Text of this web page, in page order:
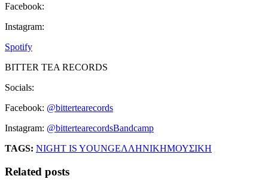
Facebook:
Instagram:
Spotify
BITTER TEA RECORDS
Socials:
Facebook: @bittertearecords
Instagram: @bittertearecordsBandcamp
TAGS: NIGHT IS YOUNGΕΛΛΗΝΙΚΗΜΟΥΣΙΚΗ
Related posts